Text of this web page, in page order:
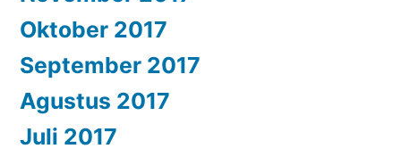
Oktober 2017
September 2017
Agustus 2017
Juli 2017